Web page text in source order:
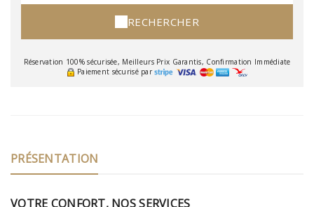
RECHERCHER
Réservation 100% sécurisée, Meilleurs Prix Garantis, Confirmation Immédiate
Paiement sécurisé par
PRÉSENTATION
VOTRE CONFORT, NOS SERVICES